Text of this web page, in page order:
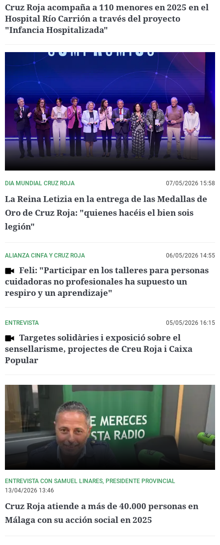
Cruz Roja acompaña a 110 menores en 2025 en el
Hospital Río Carrión a través del proyecto
"Infancia Hospitalizada"
DIA MUNDIAL CRUZ ROJA 07/05/2026 15:58
La Reina Letizia en la entrega de las Medallas de
Oro de Cruz Roja: "quienes hacéis el bien sois
legión"
ALIANZA CINFA Y CRUZ ROJA 06/05/2026 14:55
Feli: "Participar en los talleres para personas
cuidadoras no profesionales ha supuesto un
respiro y un aprendizaje"
ENTREVISTA 05/05/2026 16:15
Targetes solidàries i exposició sobre el
sensellarisme, projectes de Creu Roja i Caixa
Popular
ENTREVISTA CON SAMUEL LINARES, PRESIDENTE PROVINCIAL
13/04/2026 13:46
Cruz Roja atiende a más de 40.000 personas en
Málaga con su acción social en 2025